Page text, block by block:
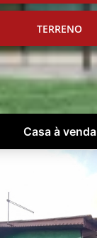
TERRENO
Casa à venda